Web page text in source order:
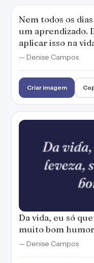
Nem todos os
um aprendizado.
aplicar isso na
— Denise Campos
Criar imagem
Da vida, eu só
muito bom
— Denise Campos